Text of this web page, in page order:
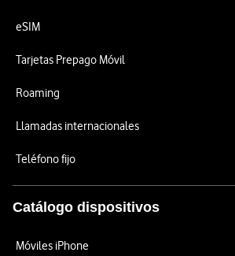
eSIM
Tarjetas Prepago Móvil
Roaming
Llamadas internacionales
Teléfono fijo
Catálogo dispositivos
Móviles iPhone